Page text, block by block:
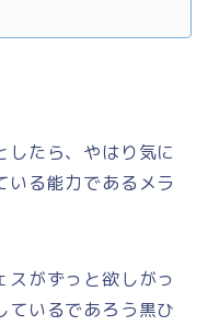
したら、やはり気に
いる能力であるメラ
スがずっと欲しがっ
ているであろう黒ひ